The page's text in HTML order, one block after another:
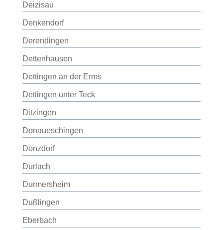
Deizisau
Denkendorf
Derendingen
Dettenhausen
Dettingen an der Erms
Dettingen unter Teck
Ditzingen
Donaueschingen
Donzdorf
Durlach
Durmersheim
Dußlingen
Eberbach